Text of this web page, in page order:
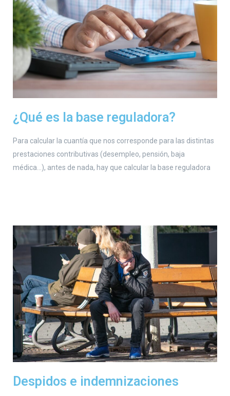
¿Qué es la base reguladora?
Para calcular la cuantía que nos corresponde para las distintas
prestaciones contributivas (desempleo, pensión, baja
médica…), antes de nada, hay que calcular la base reguladora
Despidos e indemnizaciones